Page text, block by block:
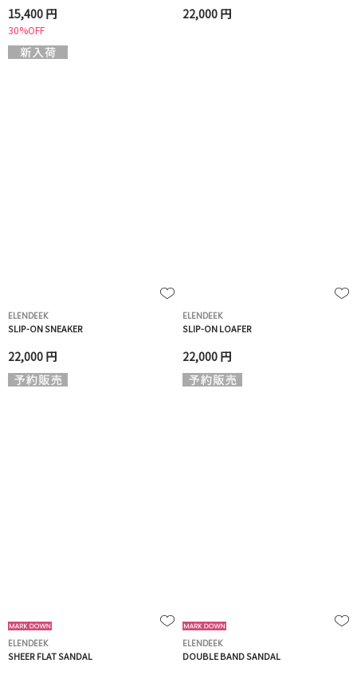
15,400 円
30%OFF
22,000 円
ELENDEEK
SLIP-ON SNEAKER
22,000 円
ELENDEEK
SLIP-ON LOAFER
22,000 円
ELENDEEK
SHEER FLAT SANDAL
ELENDEEK
DOUBLE BAND SANDAL